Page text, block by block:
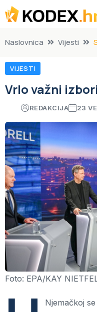
Naslovnica Vijesti
VIJESTI
Vrlo važni
REDAKCIJA 23
Foto: EPA/KAY
Njemačkoj